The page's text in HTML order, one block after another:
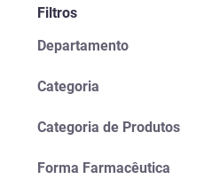
Filtros
Departamento
Saúde E Bem-estar
Categoria
Vitaminas E Minerais
Categoria de Produtos
Vitaminas e Minerais
Forma Farmacêutica